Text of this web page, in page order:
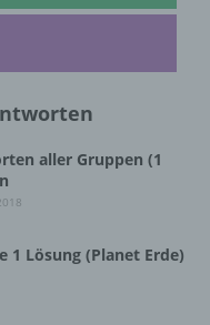
aller Gruppen (1
1 Lösung (Planet Erde)
Fall in
in Form
sonstigen
gibt, dass
einverstanden